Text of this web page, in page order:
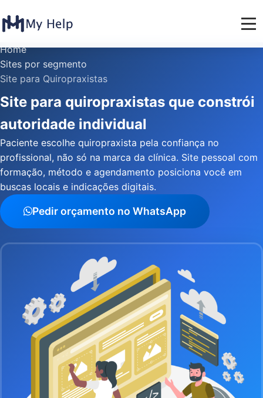
Home
Sites por segmento
Site para Quiropraxistas
Site para quiropraxistas que constrói
autoridade individual
Paciente escolhe quiropraxista pela confiança no
profissional, não só na marca da clínica. Site pessoal com
formação, método e agendamento posiciona você em
buscas locais e indicações digitais.
Pedir orçamento no WhatsApp